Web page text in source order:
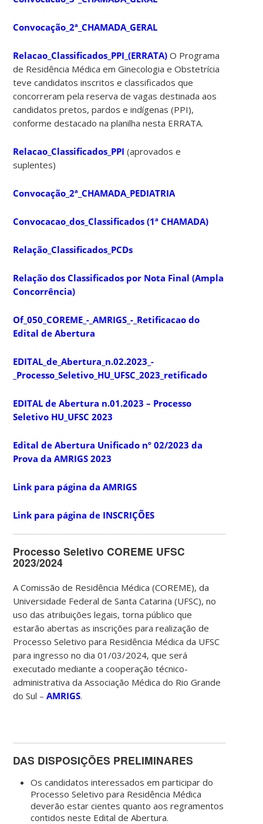
Convocação_2ª_CHAMADA_GERAL
Relacao_Classificados_PPI_(ERRATA) O Programa
de Residência Médica em Ginecologia e Obstetrícia
teve candidatos inscritos e classificados que
concorreram pela reserva de vagas destinada aos
candidatos pretos, pardos e indígenas (PPI),
conforme destacado na planilha nesta ERRATA.
Relacao_Classificados_PPI (aprovados e
suplentes)
Convocação_2ª_CHAMADA_PEDIATRIA
Convocacao_dos_Classificados (1ª CHAMADA)
Relação_Classificados_PCDs
Relação dos Classificados por Nota Final (Ampla
Concorrência)
Of_050_COREME_-_AMRIGS_-_Retificacao do
Edital de Abertura
EDITAL_de_Abertura_n.02.2023_-
_Processo_Seletivo_HU_UFSC_2023_retificado
EDITAL de Abertura n.01.2023 – Processo
Seletivo HU_UFSC 2023
Edital de Abertura Unificado nº 02/2023 da
Prova da AMRIGS 2023
Link para página da AMRIGS
Link para página de INSCRIÇÕES
Processo Seletivo COREME UFSC
2023/2024
A Comissão de Residência Médica (COREME), da
Universidade Federal de Santa Catarina (UFSC), no
uso das atribuições legais, torna público que
estarão abertas as inscrições para realização de
Processo Seletivo para Residência Médica da UFSC
para ingresso no dia 01/03/2024, que será
executado mediante a cooperação técnico-
administrativa da Associação Médica do Rio Grande
do Sul –AMRIGS.
DAS DISPOSIÇÕES PRELIMINARES
Os candidatos interessados em participar do
Processo Seletivo para Residência Médica
deverão estar cientes quanto aos regramentos
contidos neste Edital de Abertura.